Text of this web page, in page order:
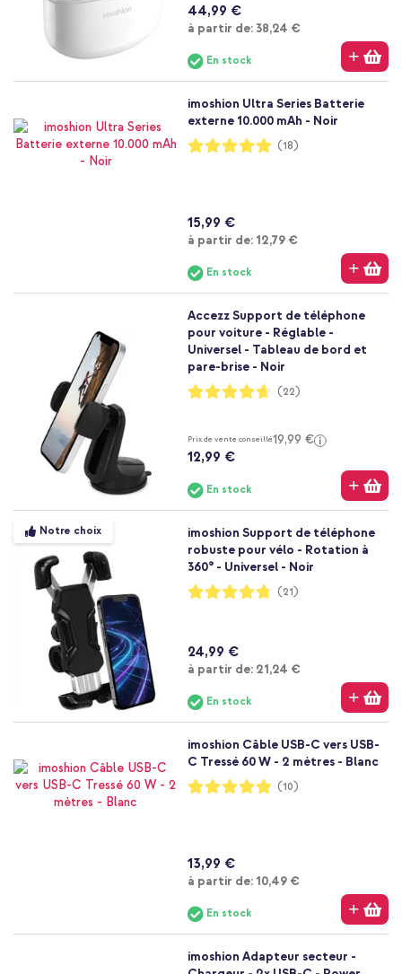
44,99 €
à partir de: À partir de
38,24 €
En stock
imoshion Ultra Series Batterie
externe 10.000 mAh - Noir
Notation:
99%
(18)
15,99 €
à partir de: À partir de
12,79 €
En stock
Accezz Support de téléphone
pour voiture - Réglable -
Universel - Tableau de bord et
pare-brise - Noir
Notation:
93%
(22)
Prix de vente conseillé19,99 €
12,99 €
En stock
Notre choix
imoshion Support de téléphone
robuste pour vélo - Rotation à
360° - Universel - Noir
Notation:
95%
(21)
24,99 €
à partir de: À partir de
21,24 €
En stock
imoshion Câble USB-C vers USB-
C Tressé 60 W - 2 mètres - Blanc
Notation:
98%
(10)
13,99 €
à partir de: À partir de
10,49 €
En stock
imoshion Adapteur secteur -